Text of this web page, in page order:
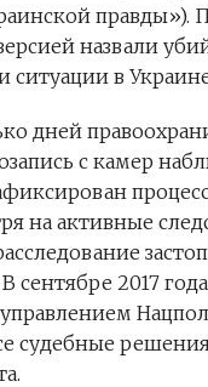
правды»).
назвали
ситуации в
дней
с камер
на активные
сентябре 2017
судебные